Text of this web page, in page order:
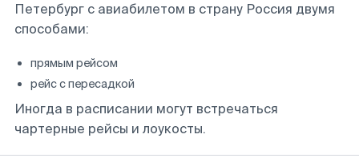
Петербург с авиабилетом в страну Россия двумя
способами:
прямым рейсом
рейс с пересадкой
Иногда в расписании могут встречаться
чартерные рейсы и лоукосты.